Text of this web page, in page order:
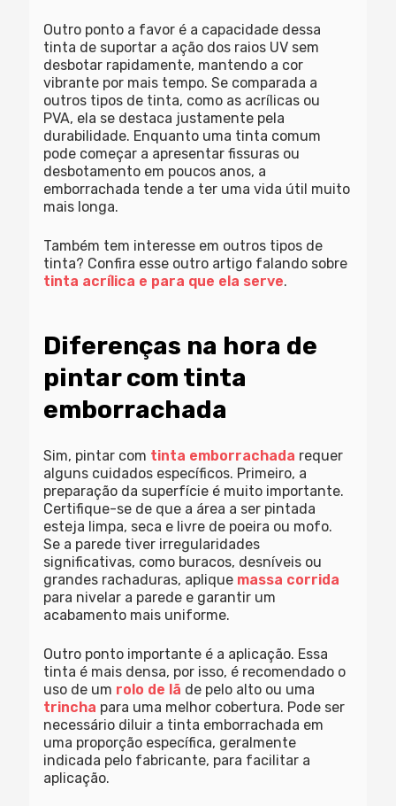
Outro ponto a favor é a capacidade dessa
tinta de suportar a ação dos raios UV sem
desbotar rapidamente, mantendo a cor
vibrante por mais tempo. Se comparada a
outros tipos de tinta, como as acrílicas ou
PVA, ela se destaca justamente pela
durabilidade. Enquanto uma tinta comum
pode começar a apresentar fissuras ou
desbotamento em poucos anos, a
emborrachada tende a ter uma vida útil muito
mais longa.
Também tem interesse em outros tipos de
tinta? Confira esse outro artigo falando sobre
tinta acrílica e para que ela serve.
Diferenças na hora de
pintar com tinta
emborrachada
Sim, pintar com tinta emborrachada requer
alguns cuidados específicos. Primeiro, a
preparação da superfície é muito importante.
Certifique-se de que a área a ser pintada
esteja limpa, seca e livre de poeira ou mofo.
Se a parede tiver irregularidades
significativas, como buracos, desníveis ou
grandes rachaduras, aplique massa corrida
para nivelar a parede e garantir um
acabamento mais uniforme.
Outro ponto importante é a aplicação. Essa
tinta é mais densa, por isso, é recomendado o
uso de um rolo de lã de pelo alto ou uma
trincha para uma melhor cobertura. Pode ser
necessário diluir a tinta emborrachada em
uma proporção específica, geralmente
indicada pelo fabricante, para facilitar a
aplicação.